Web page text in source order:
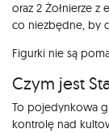
oraz 2 Żołnierze z
co niezbędne, by
Figurki nie są
Czym jest
To pojedynkowa
kontrolę nad